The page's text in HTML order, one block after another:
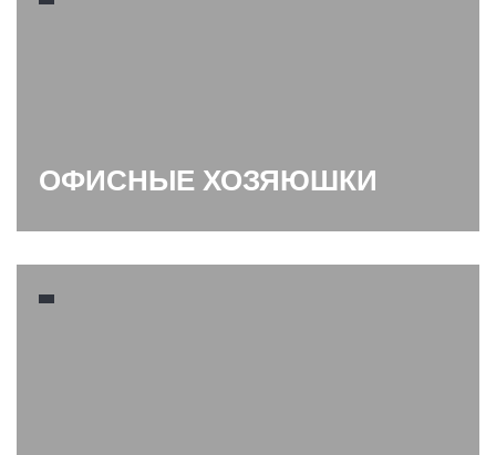
ОФИСНЫЕ ХОЗЯЮШКИ